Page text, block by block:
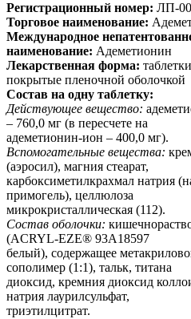
Регистрационный номер: ЛП-
Торговое наименование:
Международное
наименование: Адеметионин
Лекарственная форма:
покрытые пленочной оболочкой
Состав на одну таблетку:
Действующее вещество:
– 760,0 мг (в пересчете на
адеметионин-ион – 400,0 мг).
Вспомогательные вещества:
(аэросил), магния стеарат,
карбоксиметилкрахмал натрия
примогель), целлюлоза
микрокристаллическая (112).
Состав оболочки:
(ACRYL-EZE® 93A18597
белый), содержащее
сополимер (1:1), тальк, титана
диоксид, кремния диоксид
натрия лаурилсульфат,
триэтилцитрат.